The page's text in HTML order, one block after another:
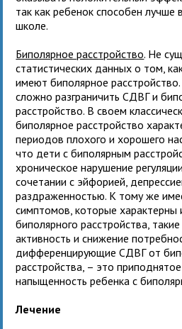
так как ребенок способен лучше
школе.
Биполярное расстройство. Не
статистических данных о том,
имеют биполярное
сложно разграничить СДВГ и
расстройство. В своем
биполярное расстройство
периодов плохого и хорошего
что дети с биполярным
хроническое нарушение
сочетании с эйфорией,
раздраженностью. К тому же
симптомов, которые
биполярного расстройства,
активность и снижение
дифференцирующие СДВГ от
расстройства, – это
напыщенность ребенка с
Лечение